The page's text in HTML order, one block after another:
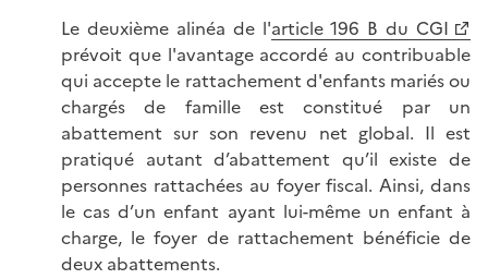
Le deuxième alinéa de l'article 196 B du CGI
prévoit que l'avantage accordé au contribuable
qui accepte le rattachement d'enfants mariés ou
chargés de famille est constitué par un
abattement sur son revenu net global. Il est
pratiqué autant d’abattement qu’il existe de
personnes rattachées au foyer fiscal. Ainsi, dans
le cas d’un enfant ayant lui-même un enfant à
charge, le foyer de rattachement bénéficie de
deux abattements.